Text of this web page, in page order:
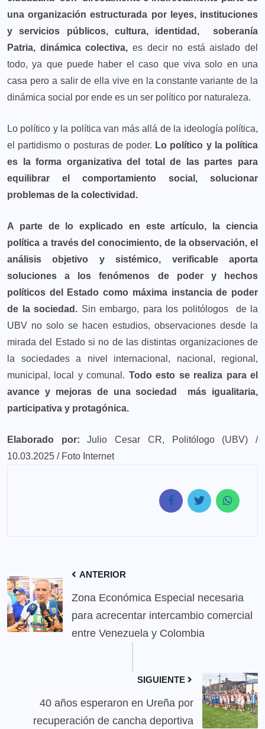
una organización estructurada por leyes, instituciones
y servicios públicos, cultura, identidad, soberanía
Patria, dinámica colectiva, es decir no está aislado del
todo, ya que puede haber el caso que viva solo en una
casa pero a salir de ella vive en la constante variante de la
dinámica social por ende es un ser político por naturaleza.
Lo político y la política van más allá de la ideología política,
el partidismo o posturas de poder. Lo político y la política
es la forma organizativa del total de las partes para
equilibrar el comportamiento social, solucionar
problemas de la colectividad.
A parte de lo explicado en este artículo, la ciencia
política a través del conocimiento, de la observación, el
análisis objetivo y sistémico, verificable aporta
soluciones a los fenómenos de poder y hechos
políticos del Estado como máxima instancia de poder
de la sociedad. Sin embargo, para los politólogos de la
UBV no solo se hacen estudios, observaciones desde la
mirada del Estado si no de las distintas organizaciones de
la sociedades a nivel internacional, nacional, regional,
municipal, local y comunal. Todo esto se realiza para el
avance y mejoras de una sociedad más igualitaria,
participativa y protagónica.
Elaborado por: Julio Cesar CR, Politólogo (UBV) /
10.03.2025 / Foto Internet
ANTERIOR
Zona Económica Especial necesaria
para acrecentar intercambio comercial
entre Venezuela y Colombia
SIGUIENTE
40 años esperaron en Ureña por
recuperación de cancha deportiva